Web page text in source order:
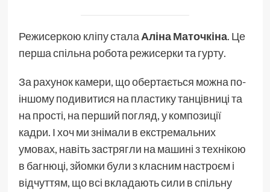
Режисеркою кліпу стала Аліна Маточкіна. Це
перша спільна робота режисерки та гурту.
За рахунок камери, що обертається можна по-
іншому подивитися на пластику танцівниці та
на прості, на перший погляд, у композиції
кадри. І хоч ми знімали в екстремальних
умовах, навіть застрягли на машині з технікою
в багнюці, зйомки були з класним настроєм і
відчуттям, що всі вкладають сили в спільну